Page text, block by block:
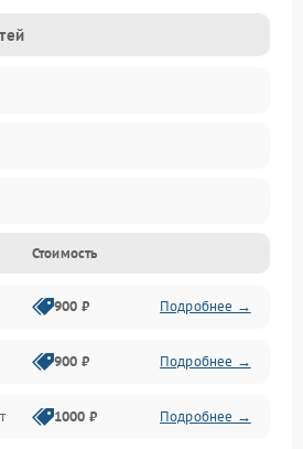
Стоимость
900 ₽ Подробнее →
900 ₽ Подробнее →
1000 ₽ Подробнее →